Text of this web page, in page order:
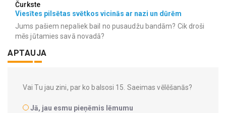
Čurkste
Viesītes pilsētas svētkos vicinās ar nazi un dūrēm
Jums pašiem nepaliek bail no pusaudžu bandām? Cik droši
mēs jūtamies savā novadā?
APTAUJA
Vai Tu jau zini, par ko balsosi 15. Saeimas vēlēšanās?
Jā, jau esmu pieņēmis lēmumu